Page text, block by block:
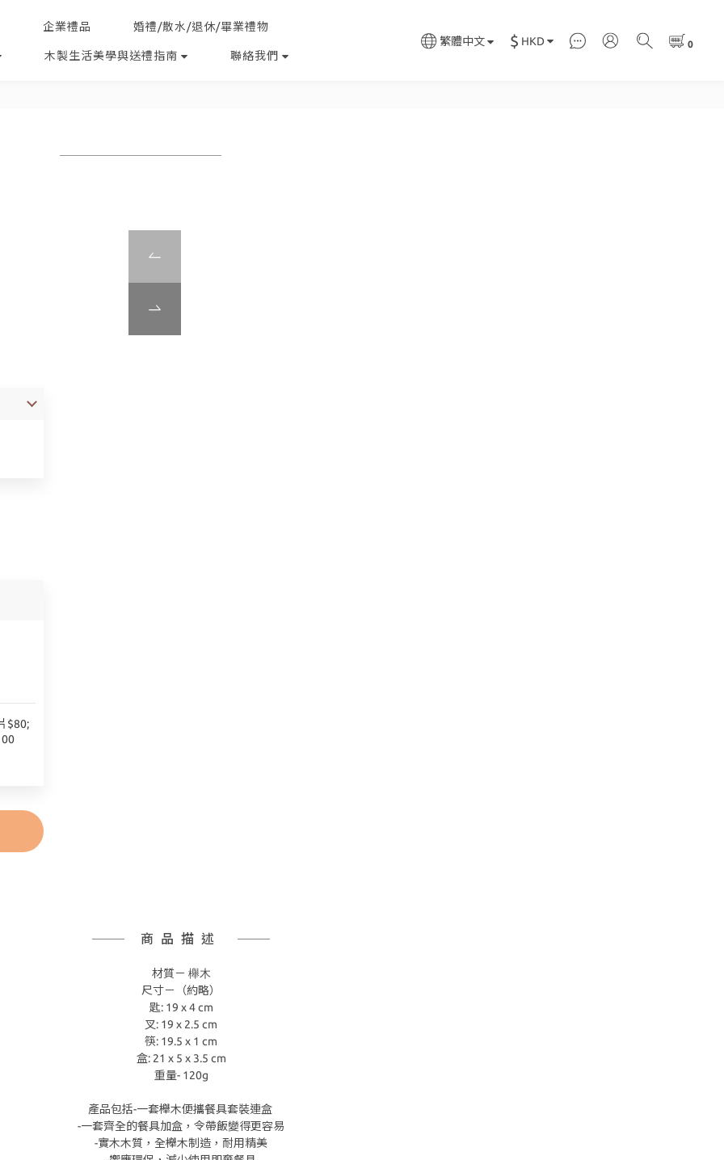
企業禮品 婚禮/散水/退休/畢業禮物
木製生活美學與送禮指南 聯絡我們
繁體中文 $ HKD
$80;
商品描述
材質－ 櫸木
尺寸－（約略）
匙: 19 x 4 cm
叉: 19 x 2.5 cm
筷: 19.5 x 1 cm
盒: 21 x 5 x 3.5 cm
重量- 120g
產品包括-一套櫸木便攜餐具套裝連盒
-一套齊全的餐具加盒，令帶飯變得更容易
-實木木質，全櫸木制造，耐用精美